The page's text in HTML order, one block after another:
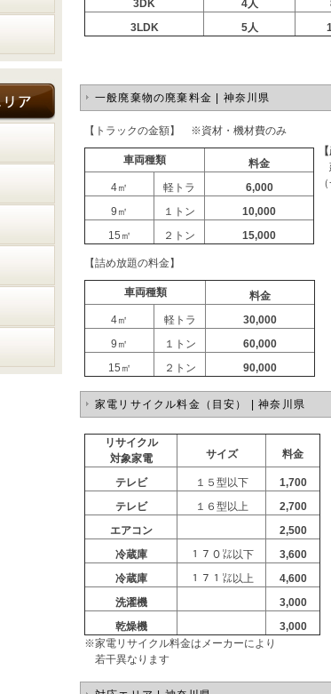
3DK
4人
3LDK
5人
一般廃棄物の廃棄料金 | 神奈川県
【トラックの金額】 ※資材・機材費のみ
車両種類
料金
4㎡
軽トラ
6,000
9㎡
１トン
10,000
15㎡
２トン 15,000
【詰め放題の料金】
車両種類
料金
4㎡
軽トラ
30,000
9㎡
１トン
60,000
15㎡
２トン 90,000
家電リサイクル料金（目安） | 神奈川県
リサイクル
対象家電
サイズ 料金
テレビ １５型以下
1,700
テレビ
１６型以上
2,700
エアコン
2,500
冷蔵庫
１７０㍑以下
3,600
冷蔵庫
１７１㍑以上
4,600
洗濯機
3,000
乾燥機
3,000
※家電リサイクル料金はメーカーにより
若干異なります